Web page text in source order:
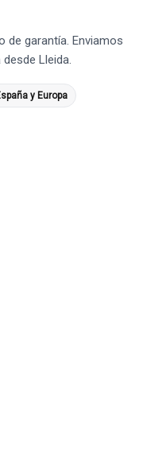
de garantía. Enviamos
Lleida.
y Europa